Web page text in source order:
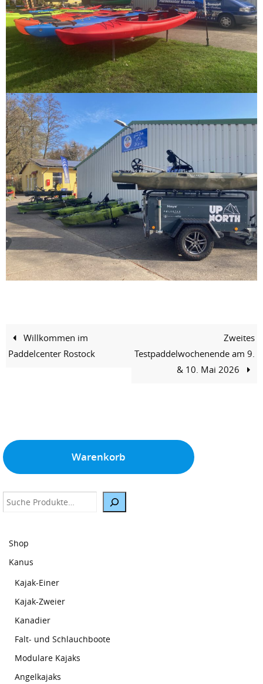
Willkommen im
Paddelcenter Rostock
Zweites
Testpaddelwochenende am 9.
& 10. Mai 2026
Warenkorb
Suche
Shop
Kanus
Kajak-Einer
Kajak-Zweier
Kanadier
Falt- und Schlauchboote
Modulare Kajaks
Angelkajaks